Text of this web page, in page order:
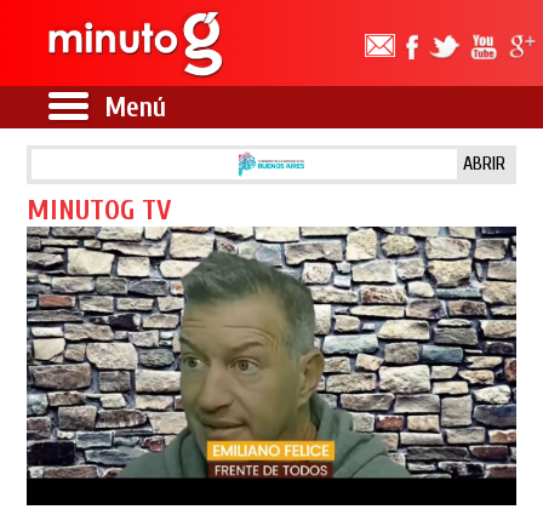
Menú
ABRIR
MINUTOG TV